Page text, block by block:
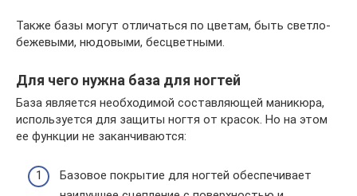
Также базы могут отличаться по цветам, быть светло-
бежевыми, нюдовыми, бесцветными.
Для чего нужна база для ногтей
База является необходимой составляющей маникюра,
используется для защиты ногтя от красок. Но на этом
ее функции не заканчиваются:
Базовое покрытие для ногтей обеспечивает